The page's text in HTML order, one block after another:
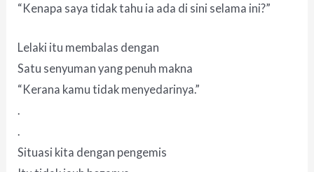
“Kenapa saya tidak tahu ia ada di sini selama ini?”
Lelaki itu membalas dengan
Satu senyuman yang penuh makna
“Kerana kamu tidak menyedarinya.”
.
.
Situasi kita dengan pengemis